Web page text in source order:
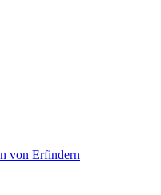
von Erfindern